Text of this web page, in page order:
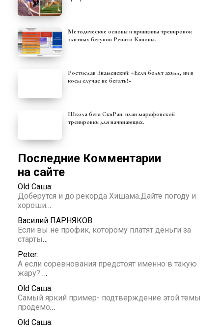
Методические основы и принципы тренировок
элитных бегунов Ренато Кановы.
Ростислав Знаменский: «Если болит ахилл, ни в
коем случае не бегать!»
Школа бега СкиРан: план марафонской
тренировки для начинающих.
Последние Комментарии
на сайте
Old Саша:
Доберутся и до рекорда Хишама.Дайте погоду и
хороши…
Василий ПАРНЯКОВ:
Если вы не профик, которому платят деньги за
старты…
Peter:
А если соревнования предстоят именно в такую
жару? …
Old Саша:
Самый яркий пример- подтверждение этой темы
продемо…
Old Саша: